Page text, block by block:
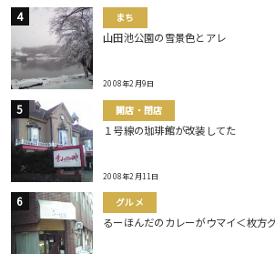
まち
山田池公園の雪景色とアレ
2008年2月9日
開店・閉店
１号線の珈琲館が改装してた
2008年2月11日
グルメ
るーほんだのカレーがウマイ＜枚方